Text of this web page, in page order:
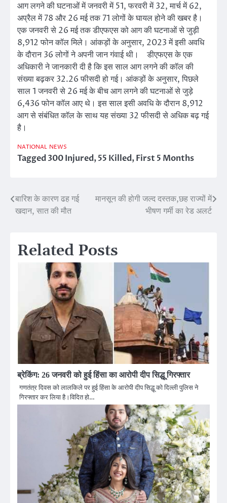
आग लगने की घटनाओं में जनवरी में 51, फरवरी में 32, मार्च में 62,
अप्रैल में 78 और 26 मई तक 71 लोगों के घायल होने की खबर है।
एक जनवरी से 26 मई तक डीएफएस को आग की घटनाओं से जुड़ी
8,912 फोन कॉल मिले। आंकड़ों के अनुसार, 2023 में इसी अवधि
के दौरान 36 लोगों ने अपनी जान गंवाई थी। डीएफएस के एक
अधिकारी ने जानकारी दी है कि इस साल आग लगने की कॉल की
संख्या बढ़कर 32.26 फीसदी हो गई। आंकड़ों के अनुसार, पिछले
साल 1 जनवरी से 26 मई के बीच आग लगने की घटनाओं से जुड़े
6,436 फोन कॉल आए थे। इस साल इसी अवधि के दौरान 8,912
आग से संबंधित कॉल के साथ यह संख्या 32 फीसदी से अधिक बढ़ गई
है।
NATIONAL NEWS
Tagged300 Injured,55 Killed,First 5 Months
Post
बारिश के कारण ढह गई
खदान, सात की मौत
मानसून की होगी जल्द दस्तक,छह राज्यों में
भीषण गर्मी का रेड अलर्ट
Related Posts
ब्रेकिंग: 26 जनवरी को हुई हिंसा का आरोपी दीप सिद्धू गिरफ्तार
गणतंत्र दिवस को लालकिले पर हुई हिंसा के आरोपी दीप सिद्धू को दिल्ली पुलिस ने
गिरफ्तार कर लिया है।विदित हो…